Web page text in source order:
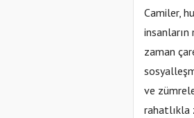
Camiler,
zaman
ve
rahatlıkla